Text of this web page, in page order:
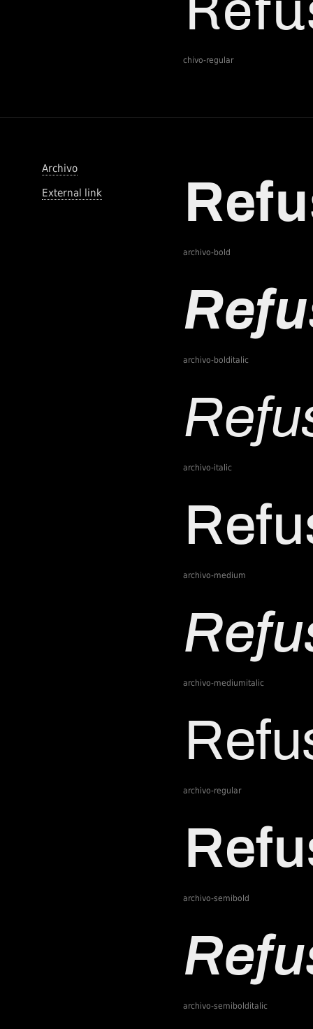
chivo-regular
Archivo
External link
archivo-bold
archivo-bolditalic
archivo-italic
archivo-medium
archivo-mediumitalic
archivo-regular
archivo-semibold
archivo-semibolditalic